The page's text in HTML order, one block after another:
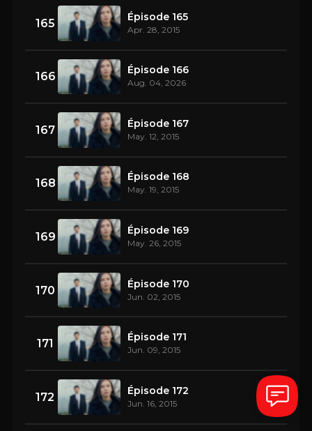
165 Épisode 165
Apr. 28, 2015
166 Épisode 166
Aug. 04, 2026
167 Épisode 167
May. 12, 2015
168 Épisode 168
May. 19, 2015
169 Épisode 169
May. 26, 2015
170 Épisode 170
Jun. 02, 2015
171 Épisode 171
Jun. 09, 2015
172 Épisode 172
Jun. 16, 2015